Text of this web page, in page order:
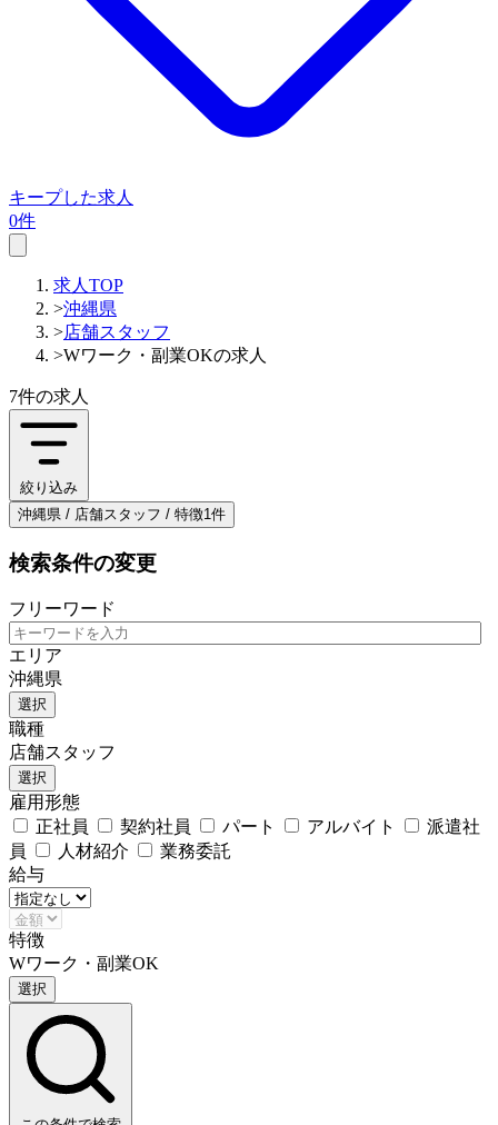
キープした求人
0件
求人TOP
>沖縄県
>店舗スタッフ
>Wワーク・副業OKの求人
7件の求人
絞り込み
沖縄県 / 店舗スタッフ / 特徴1件
検索条件の変更
フリーワード
エリア
沖縄県
選択
職種
店舗スタッフ
選択
雇用形態
正社員
契約社員 パート アルバイト
派遣社
員
人材紹介
業務委託
給与
特徴
Wワーク・副業OK
選択